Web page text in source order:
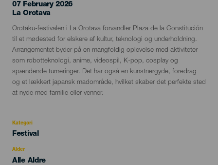
07 February 2026
Localidad
La Orotava
Descripción
del
evento
Orotaku-festivalen i La Orotava forvandler Plaza de la Constitución
til et mødested for elskere af kultur, teknologi og underholdning.
Arrangementet byder på en mangfoldig oplevelse med aktiviteter
som robotteknologi, anime, videospil, K-pop, cosplay og
spændende turneringer. Det har også en kunstnergyde, foredrag
og et lækkert japansk madområde, hvilket skaber det perfekte sted
at nyde med familie eller venner.
Kategori
Categoría
evento
Festival
Alder
Edad
Alle Aldre